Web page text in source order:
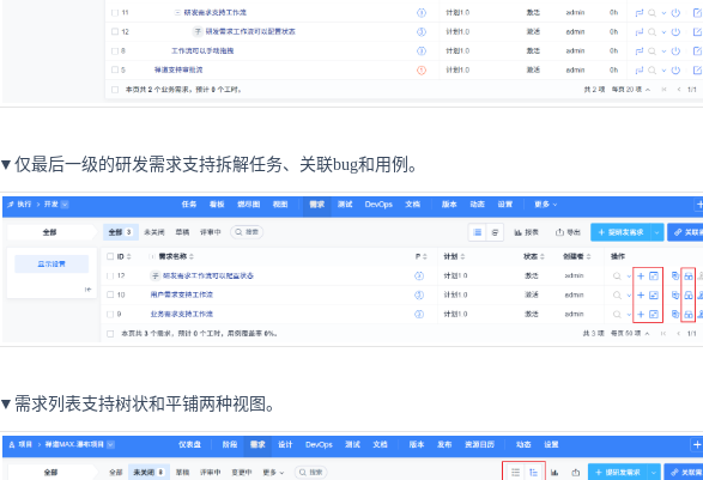
▼仅最后一级的研发需求支持拆解任务、关联bug和用例。
▼需求列表支持树状和平铺两种视图。